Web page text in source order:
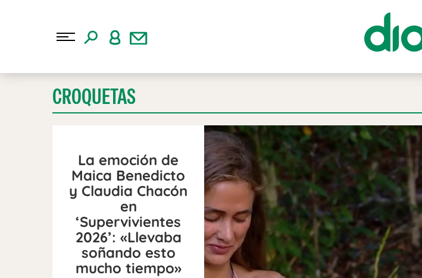
CROQUETAS
La emoción de
Maica Benedicto
y Claudia Chacón
en
‘Supervivientes
2026’: «Llevaba
soñando esto
mucho tiempo»